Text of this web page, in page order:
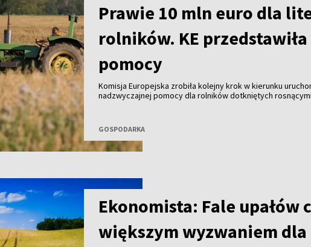
Prawie 10 mln euro dla
rolników. KE
pomocy
Komisja Europejska zrobiła kolejny krok w kierunku
nadzwyczajnej pomocy dla rolników dotkniętych
wsparcie nawet trzykrotnie, dokładając środki z własnych
GOSPODARKA
Ekonomista: Fale upałów
większym wyzwaniem dla